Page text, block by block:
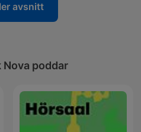
avsnitt
poddar